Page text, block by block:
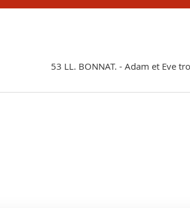
53 LL. BONNAT. - Adam et Eve